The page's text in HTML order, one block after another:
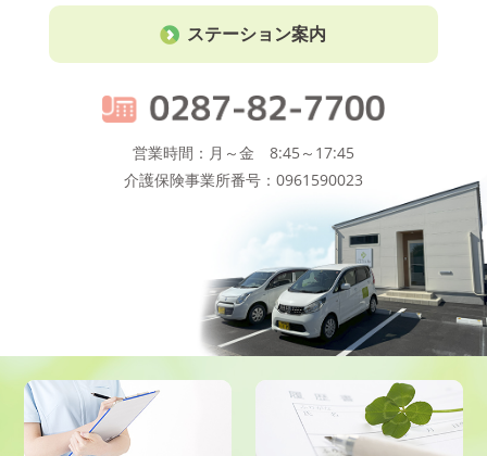
ステーション案内
営業時間：月～金 8:45～17:45
介護保険事業所番号：0961590023